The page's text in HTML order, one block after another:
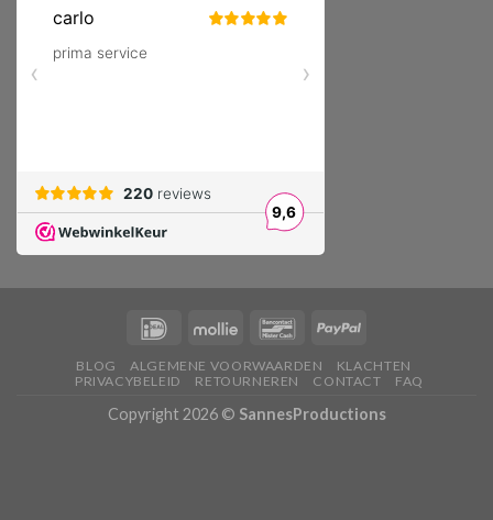
BLOG ALGEMENE VOORWAARDEN
KLACHTEN
PRIVACYBELEID
RETOURNEREN CONTACT FAQ
Copyright 2026 © SannesProductions